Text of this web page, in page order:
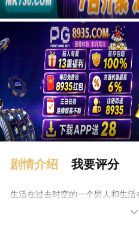
剧情介绍 我要评分
生活在过去时空的一个男人和生
一个女人的命运而努力的爱情故事。
